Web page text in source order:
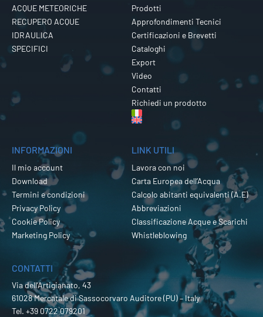
ACQUE METEORICHE
RECUPERO ACQUE
IDRAULICA
SPECIFICI
Prodotti
Approfondimenti Tecnici
Certificazioni e Brevetti
Cataloghi
Export
Video
Contatti
Richiedi un prodotto
INFORMAZIONI
Il mio account
Download
Termini e condizioni
Privacy Policy
Cookie Policy
Marketing Policy
LINK UTILI
Lavora con noi
Carta Europea dell’Acqua
Calcolo abitanti equivalenti (A.E)
Abbreviazioni
Classificazione Acque e Scarichi
Whistleblowing
CONTATTI
Via dell’Artigianato, 43
61028 Mercatale di Sassocorvaro Auditore (PU) – Italy
Tel. +39 0722 079201